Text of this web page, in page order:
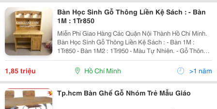
Bàn Học Sinh Gỗ Thông Liền Kệ Sách : - Bàn
1M : 1Tr850
Miễn Phí Giao Hàng Các Quận Nội Thành Hồ Chí Minh.
Bàn Học Sinh Gỗ Thông Liền Kệ Sách : - Bàn 1M :
1Tr850 - Bàn 1M2 : 1Tr950 - Màu Tự Nhiên. - Gỗ Thông
Tự Nhiên Đã Qua Xử Lí Mối Mọt , Cong Vênh. - Bàn
Thiết Kế Liền Kệ Sách Trên Bàn, 2 Hộc Kéo Và 1...
1,85 triệu Hồ Chí Minh >1 năm
Tp.hcm Bàn Ghế Gỗ Nhóm Trẻ Mẫu Giáo